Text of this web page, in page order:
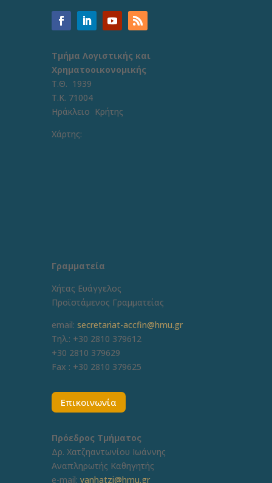
Τμήμα Λογιστικής και
Χρηματοοικονομικής
Τ.Θ. 1939
Τ.Κ. 71004
Ηράκλειο Κρήτης
Χάρτης:
Γραμματεία
Χήτας Ευάγγελος
Προϊστάμενος Γραμματείας
email: secretariat-accfin@hmu.gr
Τηλ.: +30 2810 379612
+30 2810 379629
Fax : +30 2810 379625
Επικοινωνία
Πρόεδρος Τμήματος
Δρ. Χατζηαντωνίου Ιωάννης
Αναπληρωτής Καθηγητής
e-mail: yanhatzi@hmu.gr